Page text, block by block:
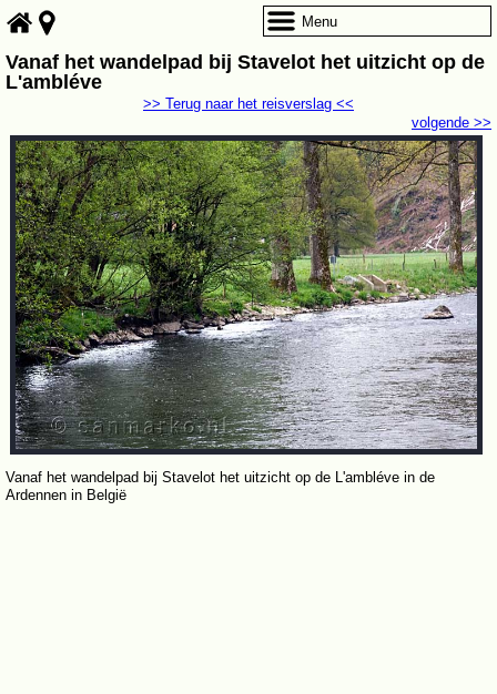
Vanaf het wandelpad bij Stavelot het uitzicht op de
L'ambléve
volgende >>
>> Terug naar het reisverslag <<
Vanaf het wandelpad bij Stavelot het uitzicht op de L'ambléve in de
Ardennen in België
Menu